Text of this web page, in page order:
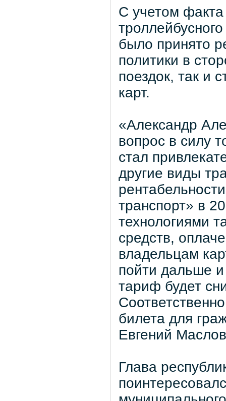
С учетом факта
было принято
политики в
поездок, так и
карт.
«Александр
вопрос в силу
стал
другие виды
транспорт» в
технологиями
средств,
владельцам
пойти дальше
тариф будет
билета для
Евгений
Глава